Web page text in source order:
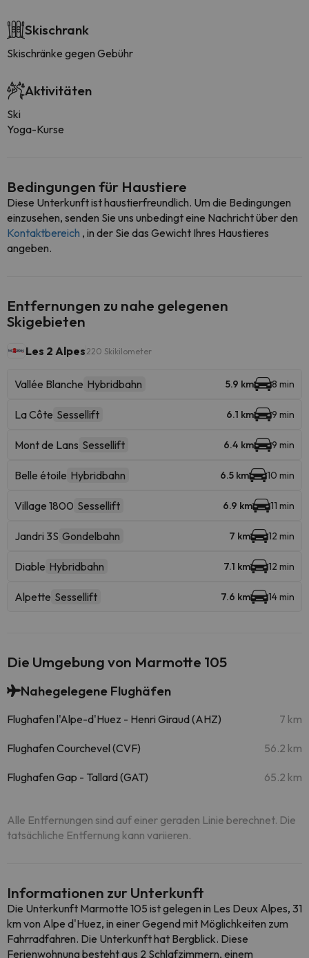
Skischrank
Skischränke gegen Gebühr
Aktivitäten
Ski
Yoga-Kurse
Bedingungen für Haustiere
Diese Unterkunft ist haustierfreundlich. Um die Bedingungen
einzusehen, senden Sie uns unbedingt eine Nachricht über den
Kontaktbereich , in der Sie das Gewicht Ihres Haustieres
angeben.
Entfernungen zu nahe gelegenen
Skigebieten
Les 2 Alpes 220 Skikilometer
Vallée Blanche Hybridbahn 5.9 km 8 min
La Côte Sessellift 6.1 km 9 min
Mont de Lans Sessellift 6.4 km 9 min
Belle étoile Hybridbahn 6.5 km 10 min
Village 1800 Sessellift 6.9 km 11 min
Jandri 3S Gondelbahn 7 km 12 min
Diable Hybridbahn 7.1 km 12 min
Alpette Sessellift 7.6 km 14 min
Die Umgebung von Marmotte 105
Nahegelegene Flughäfen
Flughafen l'Alpe-d'Huez - Henri Giraud (AHZ) 7 km
Flughafen Courchevel (CVF) 56.2 km
Flughafen Gap - Tallard (GAT) 65.2 km
Alle Entfernungen sind auf einer geraden Linie berechnet. Die
tatsächliche Entfernung kann variieren.
Informationen zur Unterkunft
Die Unterkunft Marmotte 105 ist gelegen in Les Deux Alpes, 31
km von Alpe d'Huez, in einer Gegend mit Möglichkeiten zum
Fahrradfahren. Die Unterkunft hat Bergblick. Diese
Ferienwohnung besteht aus 2 Schlafzimmern, einem